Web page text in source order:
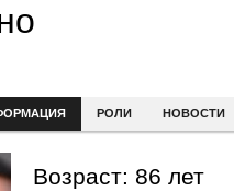
РОЛИ НОВОСТИ
Возраст: 86 лет